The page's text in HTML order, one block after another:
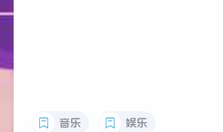
音乐 娱乐